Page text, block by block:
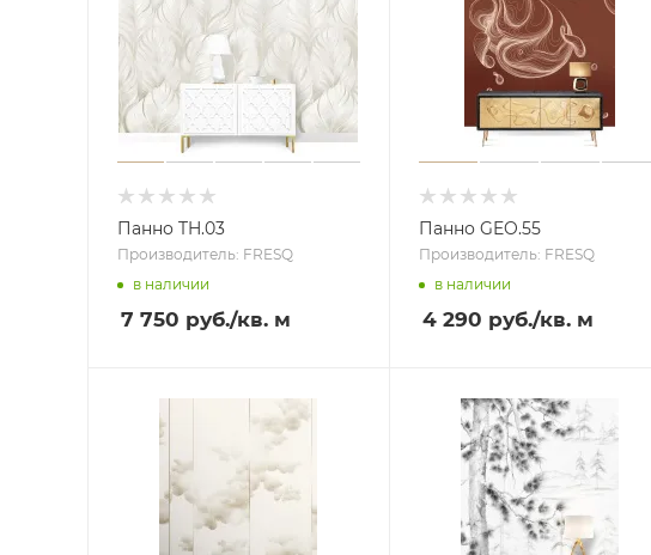
Панно TH.03
Производитель: FRESQ
в наличии
7 750 руб./кв. м
Панно GEO.55
Производитель: FRESQ
в наличии
4 290 руб./кв. м